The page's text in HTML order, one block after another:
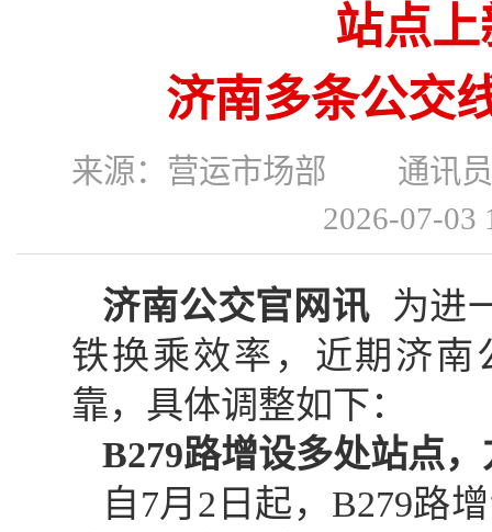
站点
济南多条公交
来源：营运市场部 通讯
2026-07-
济南公交官网讯 为进
铁换乘效率，近期济
靠，具体调整如下：
B279路增设多处站点
自7月2日起，B279路